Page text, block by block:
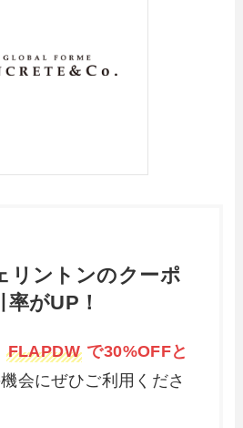
リントンのクーポ
がUP！
FLAPDWで30%OFFと
会にぜひご利用くださ